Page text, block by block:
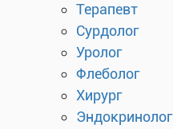
Терапевт
Сурдолог
Уролог
Флеболог
Хирург
Эндокринолог